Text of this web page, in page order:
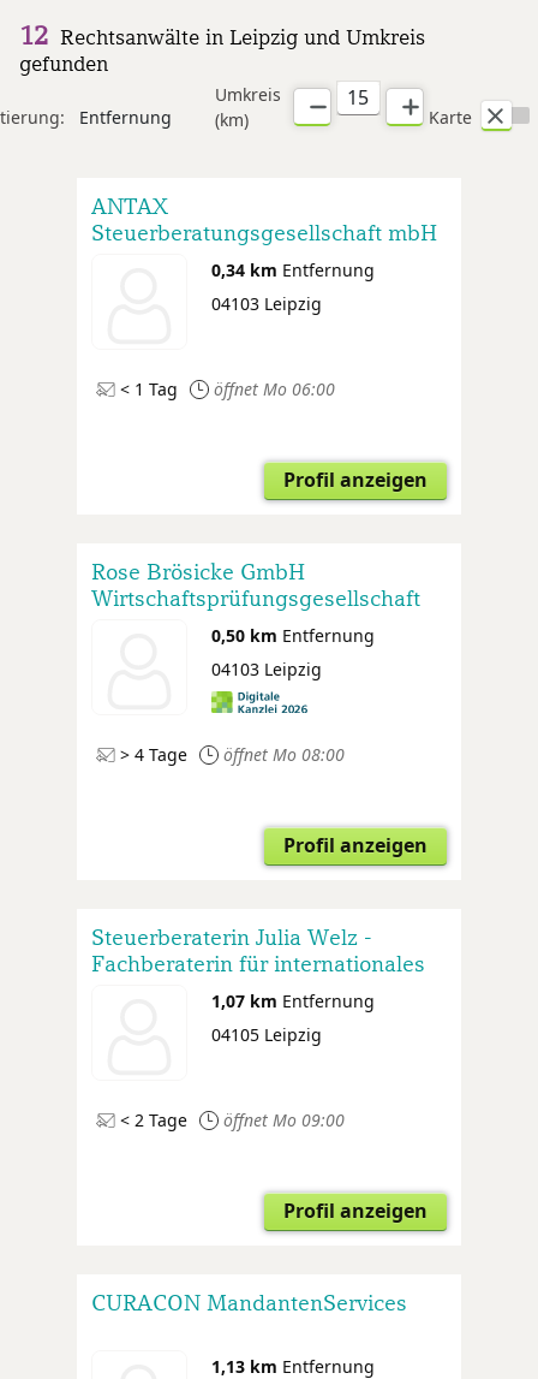
12 Rechtsanwälte in Leipzig und Umkreis
gefunden
Entfernung
Umkreis
(km)
Karte
ANTAX
Steuerberatungsgesellschaft mbH
0,34 km Entfernung
04103 Leipzig
< 1 Tag öffnet Mo 06:00
Profil anzeigen
Rose Brösicke GmbH
Wirtschaftsprüfungsgesellschaft
0,50 km Entfernung
04103 Leipzig
> 4 Tage öffnet Mo 08:00
Profil anzeigen
Steuerberaterin Julia Welz -
Fachberaterin für internationales
1,07 km Entfernung
04105 Leipzig
< 2 Tage öffnet Mo 09:00
Profil anzeigen
CURACON MandantenServices
1,13 km Entfernung